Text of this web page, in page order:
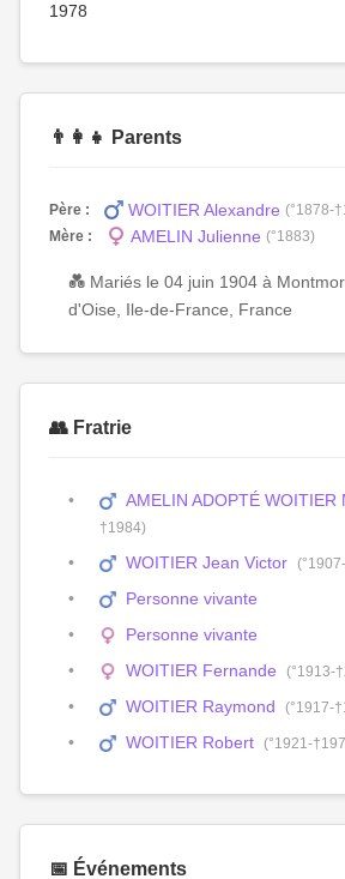
1978
👨‍👩‍👧 Parents
Père : WOITIER Alexandre (°1878-
Mère :
AMELIN Julienne (°1883)
💑 Mariés le 04 juin 1904 à
d'Oise, Ile-de-France, France
👥 Fratrie
AMELIN ADOPTÉ WOITIER
†1984)
WOITIER Jean Victor
Personne vivante
Personne vivante
WOITIER Fernande
(°1913-
WOITIER Raymond (°1917-
WOITIER Robert (°1921-
📅 Événements